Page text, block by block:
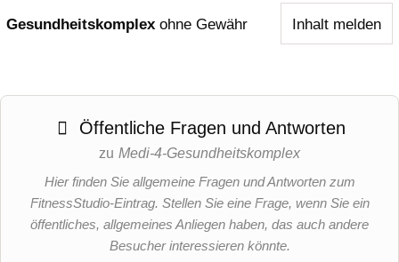
Gesundheitskomplex ohne Gewähr Inhalt melden
Öffentliche Fragen und Antworten
zu Medi-4-Gesundheitskomplex
Hier finden Sie allgemeine Fragen und Antworten zum
FitnessStudio-Eintrag. Stellen Sie eine Frage, wenn Sie ein
öffentliches, allgemeines Anliegen haben, das auch andere
Besucher interessieren könnte.